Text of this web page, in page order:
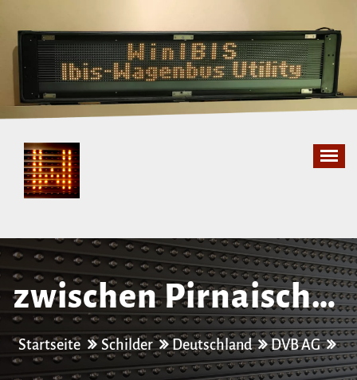
springen
zwischen Pirnaischer
Platz und Postplatz
über Wilsdruffer
Startseite Schilder Deutschland DVB AG